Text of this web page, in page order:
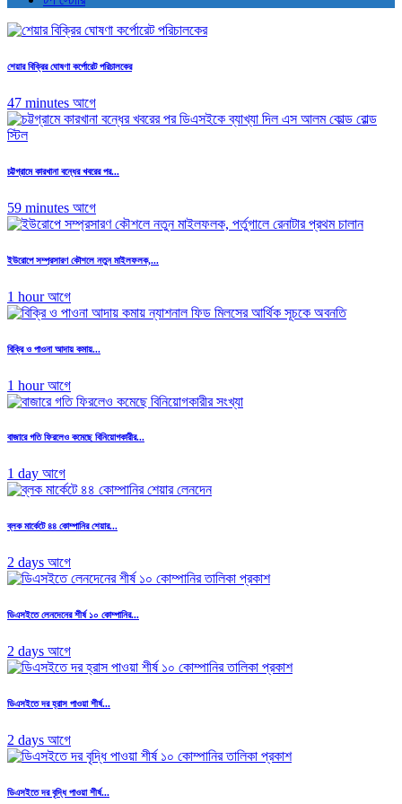
শেয়ার বিক্রির ঘোষণা কর্পোরেট পরিচালকের
47 minutes আগে
চট্টগ্রামে কারখানা বন্ধের খবরের পর...
59 minutes আগে
ইউরোপে সম্প্রসারণ কৌশলে নতুন মাইলফলক,...
1 hour আগে
বিক্রি ও পাওনা আদায় কমায়...
1 hour আগে
বাজারে গতি ফিরলেও কমেছে বিনিয়োগকারীর...
1 day আগে
ব্লক মার্কেটে ৪৪ কোম্পানির শেয়ার...
2 days আগে
ডিএসইতে লেনদেনের শীর্ষ ১০ কোম্পানির...
2 days আগে
ডিএসইতে দর হ্রাস পাওয়া শীর্ষ...
2 days আগে
ডিএসইতে দর বৃদ্ধি পাওয়া শীর্ষ...